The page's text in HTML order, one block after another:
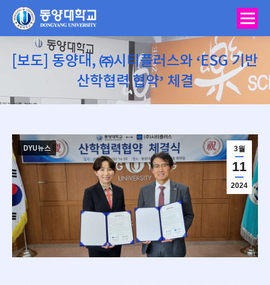
[보도] 동양대, ㈜시티플러스와 ‘ESG 기반
산학협력 협약’ 체결
You are here:
3월
11
2024
DYU뉴스